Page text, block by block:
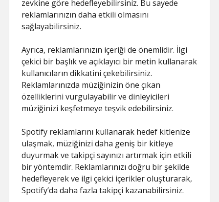
zevkine göre hedefleyebilirsiniz. Bu sayede
reklamlarınızın daha etkili olmasını
sağlayabilirsiniz.
Ayrıca, reklamlarınızın içeriği de önemlidir. İlgi
çekici bir başlık ve açıklayıcı bir metin kullanarak
kullanıcıların dikkatini çekebilirsiniz.
Reklamlarınızda müziğinizin öne çıkan
özelliklerini vurgulayabilir ve dinleyicileri
müziğinizi keşfetmeye teşvik edebilirsiniz.
Spotify reklamlarını kullanarak hedef kitlenize
ulaşmak, müziğinizi daha geniş bir kitleye
duyurmak ve takipçi sayınızı artırmak için etkili
bir yöntemdir. Reklamlarınızı doğru bir şekilde
hedefleyerek ve ilgi çekici içerikler oluşturarak,
Spotify’da daha fazla takipçi kazanabilirsiniz.